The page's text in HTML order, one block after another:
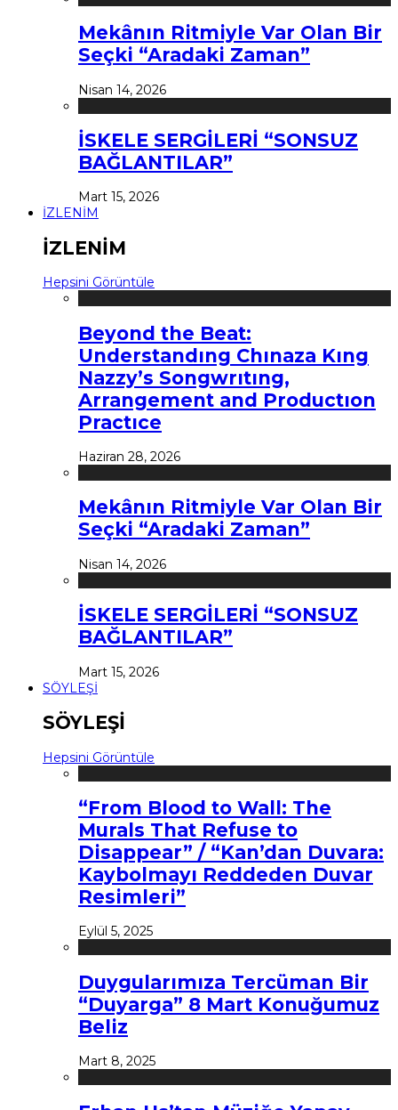
Mekânın Ritmiyle Var Olan Bir
Seçki “Aradaki Zaman”
Nisan 14, 2026
İSKELE SERGİLERİ “SONSUZ
BAĞLANTILAR”
Mart 15, 2026
İZLENİM
İZLENİM
Hepsini Görüntüle
Beyond the Beat:
Understandıng Chınaza Kıng
Nazzy’s Songwrıtıng,
Arrangement and Productıon
Practıce
Haziran 28, 2026
Mekânın Ritmiyle Var Olan Bir
Seçki “Aradaki Zaman”
Nisan 14, 2026
İSKELE SERGİLERİ “SONSUZ
BAĞLANTILAR”
Mart 15, 2026
SÖYLEŞİ
SÖYLEŞİ
Hepsini Görüntüle
“From Blood to Wall: The
Murals That Refuse to
Disappear” / “Kan’dan Duvara:
Kaybolmayı Reddeden Duvar
Resimleri”
Eylül 5, 2025
Duygularımıza Tercüman Bir
“Duyarga” 8 Mart Konuğumuz
Beliz
Mart 8, 2025